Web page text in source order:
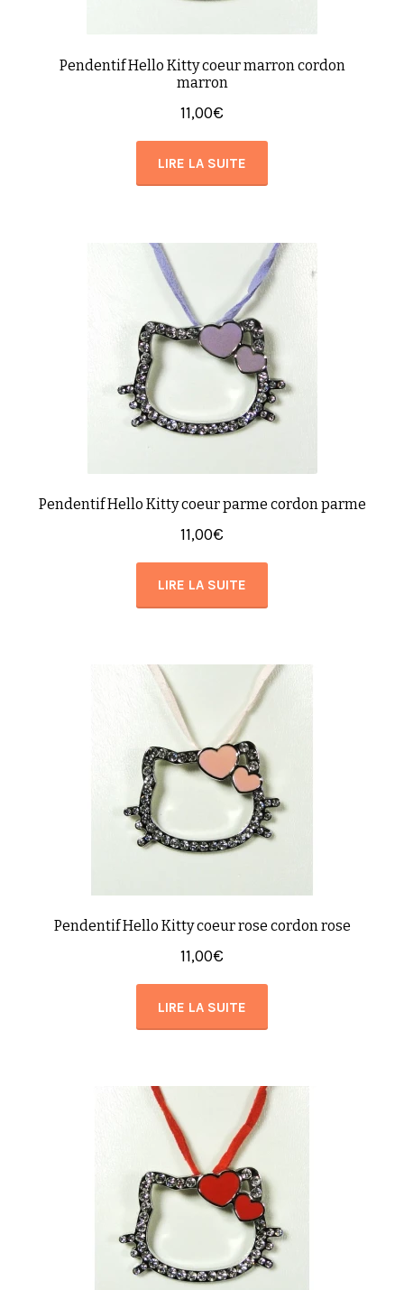
Pendentif Hello Kitty coeur marron cordon
marron
11,00€
LIRE LA SUITE
Pendentif Hello Kitty coeur parme cordon parme
11,00€
LIRE LA SUITE
Pendentif Hello Kitty coeur rose cordon rose
11,00€
LIRE LA SUITE